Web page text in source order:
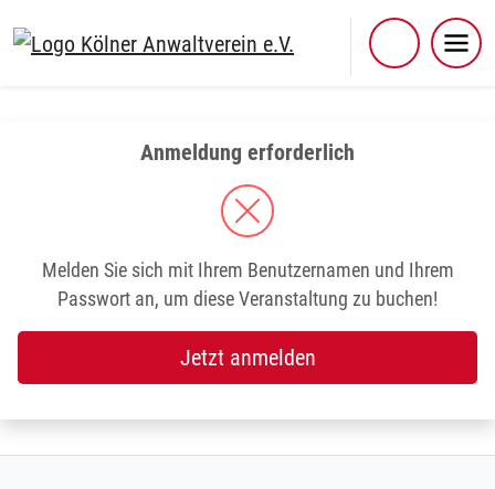
Anmeldung erforderlich
Melden Sie sich mit Ihrem Benutzernamen und Ihrem
Passwort an, um diese Veranstaltung zu buchen!
Jetzt anmelden